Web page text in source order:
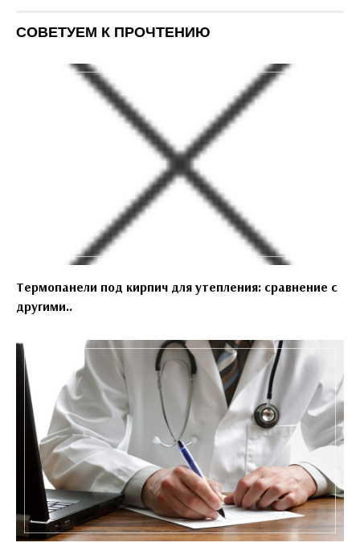
СОВЕТУЕМ К ПРОЧТЕНИЮ
Термопанели под кирпич для утепления: сравнение с
другими..